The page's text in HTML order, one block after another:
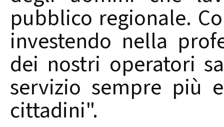
pubblico regionale.
investendo nella
dei nostri operatori
servizio sempre più
cittadini".